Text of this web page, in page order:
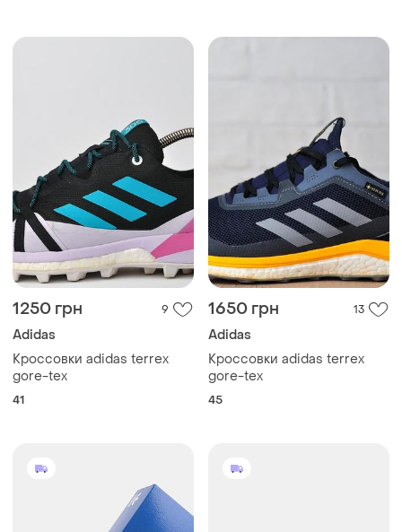
1250 грн 9
Adidas
Кроссовки adidas terrex
gore-tex
41
1650 грн 13
Adidas
Кроссовки adidas terrex
gore-tex
45